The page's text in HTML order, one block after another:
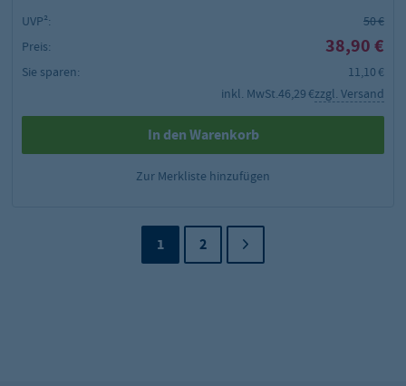
UVP²:
50 €
Preis:
38,90 €
Sie sparen:
11,10 €
inkl. MwSt.46,29 €zzgl. Versand
In den Warenkorb
Zur Merkliste hinzufügen
1 2